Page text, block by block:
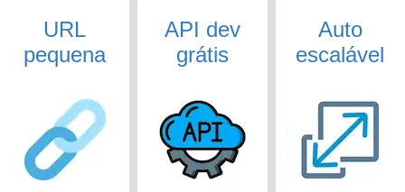
URL
pequena
API dev
grátis
Auto
escalável